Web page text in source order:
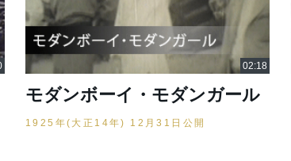
モダンボーイ・モダンガール
1925年(大正14年) 12月31日公開